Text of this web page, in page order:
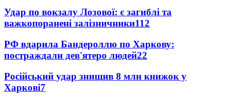
Удар по вокзалу Лозової: є загиблі та
важкопоранені залізничники112
РФ вдарила Бандероллю по Харкову:
постраждали дев'ятеро людей22
Російський удар знищив 8 млн книжок у
Харкові7